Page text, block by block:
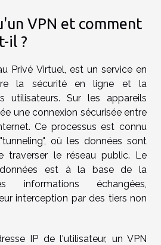
VPN et comment
il ?
Privé Virtuel, est un service en
la sécurité en ligne et la
utilisateurs. Sur les appareils
une connexion sécurisée entre
Ce processus est connu
où les données sont
traverser le réseau public. Le
est à la base de la
informations échangées,
interception par des tiers non
IP de l'utilisateur, un VPN